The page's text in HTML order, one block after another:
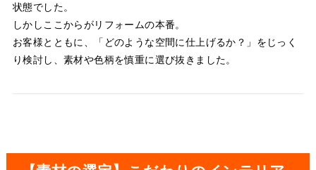
状態でした。
しかしここからがリフォームの本番。
お客様とともに、「どのような空間に仕上げるか？」をじっく
り検討し、素材や色柄を慎重に選び抜きました。